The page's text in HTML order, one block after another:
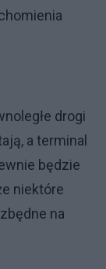
drogi
a terminal
będzie
niektóre
na